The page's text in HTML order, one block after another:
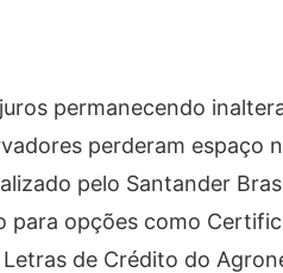
permanecendo
perderam espaço
pelo Santander
para opções como
de Crédito do